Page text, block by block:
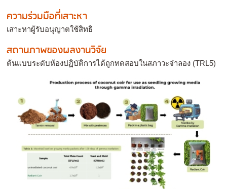
ความร่วมมือที่เสาะหา
เสาะหาผู้รับอนุญาตใช้สิทธิ
สถานภาพของผลงานวิจัย
ต้นแบบระดับห้องปฏิบัติการได้ถูกทดสอบในสภาวะจำลอง (TRL5)